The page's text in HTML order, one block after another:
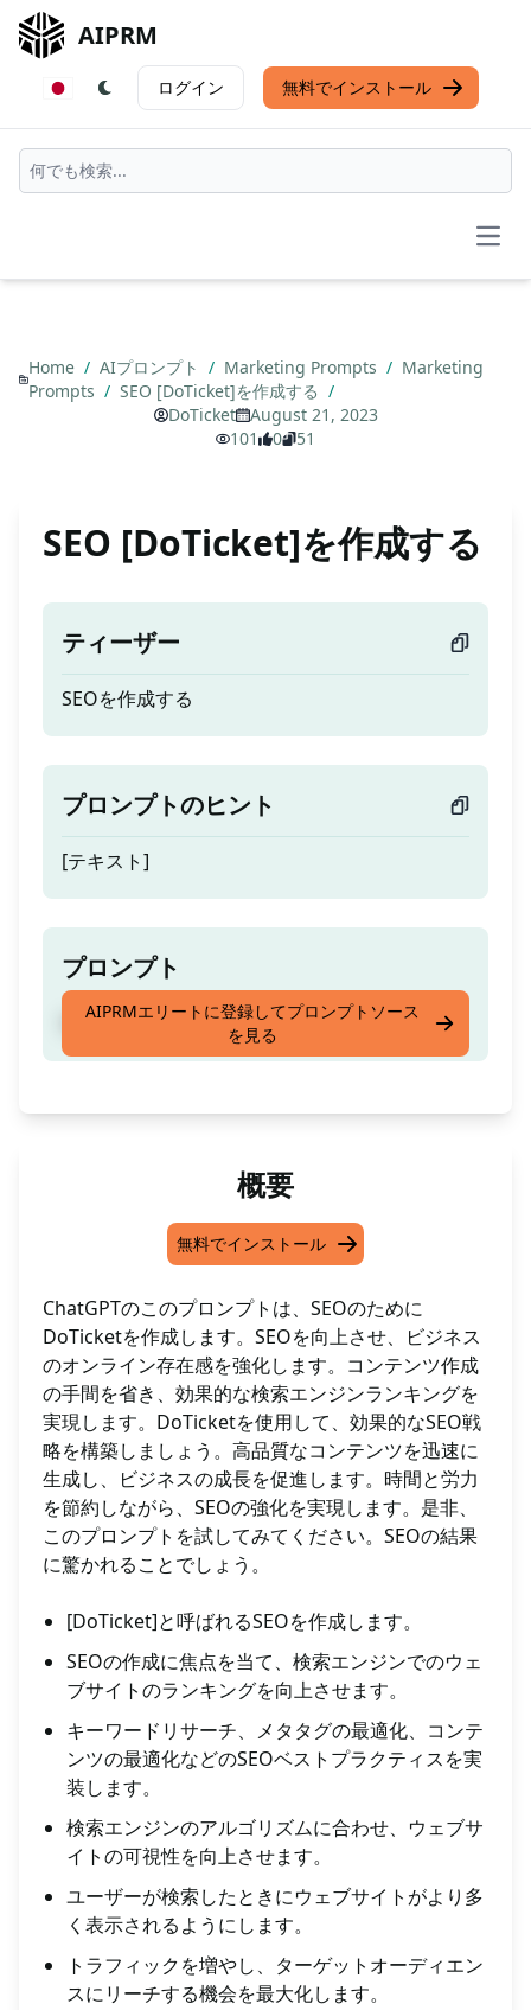
AIPRM
ログイン 無料でインストール
Home / AIプロンプト / Marketing Prompts / Marketing
Prompts / SEO [DoTicket]を作成する /
DoTicket
August 21, 2023
101
0 51
SEO [DoTicket]を作成する
ティーザー
SEOを作成する
プロンプトのヒント
[テキスト]
プロンプト
SEOを作成する
AIPRMエリートに登録してプロンプトソース
を見る
概要
無料でインストール
ChatGPTのこのプロンプトは、SEOのために
DoTicketを作成します。SEOを向上させ、ビジネス
のオンライン存在感を強化します。コンテンツ作成
の手間を省き、効果的な検索エンジンランキングを
実現します。DoTicketを使用して、効果的なSEO戦
略を構築しましょう。高品質なコンテンツを迅速に
生成し、ビジネスの成長を促進します。時間と労力
を節約しながら、SEOの強化を実現します。是非、
このプロンプトを試してみてください。SEOの結果
に驚かれることでしょう。
[DoTicket]と呼ばれるSEOを作成します。
SEOの作成に焦点を当て、検索エンジンでのウェ
ブサイトのランキングを向上させます。
キーワードリサーチ、メタタグの最適化、コンテ
ンツの最適化などのSEOベストプラクティスを実
装します。
検索エンジンのアルゴリズムに合わせ、ウェブサ
イトの可視性を向上させます。
ユーザーが検索したときにウェブサイトがより多
く表示されるようにします。
トラフィックを増やし、ターゲットオーディエン
スにリーチする機会を最大化します。